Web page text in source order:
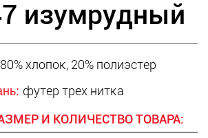
изумрудный
80% хлопок, 20% полиэстер
футер трех нитка
И КОЛИЧЕСТВО ТОВАРА: